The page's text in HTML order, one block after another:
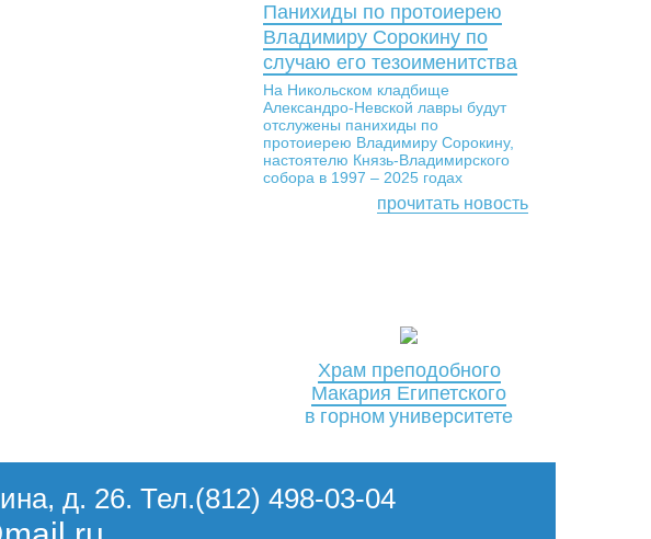
Панихиды по протоиерею
Владимиру Сорокину по
случаю его тезоименитства
На Никольском кладбище
Александро-Невской лавры будут
отслужены панихиды по
протоиерею Владимиру Сорокину,
настоятелю Князь-Владимирского
собора в 1997 – 2025 годах
прочитать новость
Храм преподобного
Макария Египетского
в горном университете
д. 26. Тел.(812) 498-03-04